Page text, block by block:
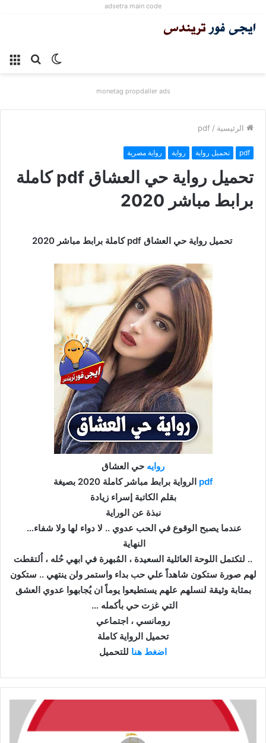
adsetra main code
بحث الوضع
monetag propdaller ads
الرئيسية /
pdf
pdf تحميل رواية رواية رواية مصرية
تحميل رواية حي العشاق pdf كاملة
برابط مباشر 2020
تحميل رواية حي العشاق pdf كاملة برابط مباشر 2020
روايه حي العشاق
pdf الرواية برابط مباشر كاملة 2020 بصيغة
بقلم الكاتبة إسراء زيادة
نبذة عن الوراية
عندما يصبح الوقوع في الحب عدوي .. لا دواء لها ولا شفاء…
النهاية
.. لتكتمل اللوحة العائلية السعيدة ، المُبهرة في ابهي حُله ، اُلتقطت
لهم صورة ستكون شاهداً علي حب بداء واستمر ولن ينتهي .. ستكون
بمثابة وثيقة لنسلهم علهم يستطيعوا يوماً ان يُجابهوا عدوي العشق
التي غزت حي بأكمله …
رومانسي ، اجتماعي
تحميل الرواية كاملة
اضغط هنا للتحميل